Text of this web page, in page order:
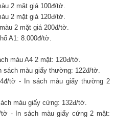
2 mặt giá 100đ/tờ.
2 mặt giá 120đ/tờ.
2 mặt giá 200đ/tờ.
A1: 8.000đ/tờ.
màu A4 2 mặt: 120đ/tờ.
sách màu giấy thường: 122đ/tờ.
tờ - In sách màu giấy thường 2
màu giấy cứng: 132đ/tờ.
- In sách màu giấy cứng 2 mặt: